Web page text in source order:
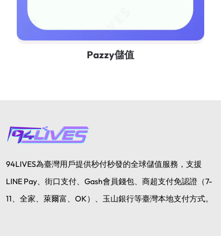
Pazzy儲值
94LIVES為臺灣用戶提供秒付秒發的全球儲值服務，支援
LINE Pay、街口支付、Gash會員錢包、商超支付免認證（7-
11、全家、萊爾富、OK）、玉山銀行等臺灣本地支付方式。